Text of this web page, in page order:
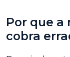
Por que
cobra